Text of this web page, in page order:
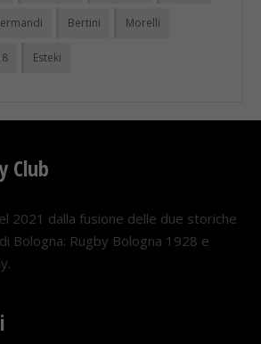
Bertini Morelli
Esteki
Club
2021 dalla fusione delle due storiche
Bologna: Rugby Bologna 1928 e